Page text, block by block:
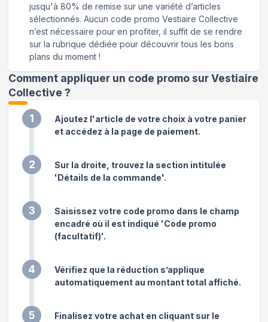
jusqu'à 80% de remise sur une variété d’articles
sélectionnés. Aucun code promo Vestiaire Collective
n’est nécessaire pour en profiter, il suffit de se rendre
sur la rubrique dédiée pour découvrir tous les bons
plans du moment !
Comment appliquer un code promo sur Vestiaire
Collective ?
1
Ajoutez l'article de votre choix à votre panier
et accédez à la page de paiement.
2
Sur la droite, trouvez la section intitulée
'Détails de la commande'.
3
Saisissez votre code promo dans le champ
encadré où il est indiqué 'Code promo
(facultatif)'.
4
Vérifiez que la réduction s’applique
automatiquement au montant total affiché.
5
Finalisez votre achat en cliquant sur le